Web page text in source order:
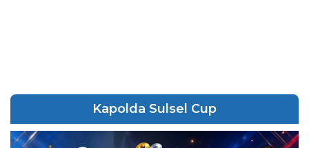
Kapolda Sulsel Cup